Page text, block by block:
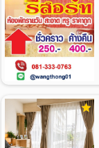
โฆษณา
ลง
ประกาศ
ฟรี
Language